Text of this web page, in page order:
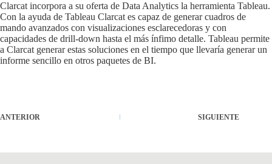
Clarcat incorpora a su oferta de Data Analytics la herramienta Tableau.
Con la ayuda de Tableau Clarcat es capaz de generar cuadros de
mando avanzados con visualizaciones esclarecedoras y con
capacidades de drill-down hasta el más ínfimo detalle. Tableau permite
a Clarcat generar estas soluciones en el tiempo que llevaría generar un
informe sencillo en otros paquetes de BI.
ANTERIOR SIGUIENTE